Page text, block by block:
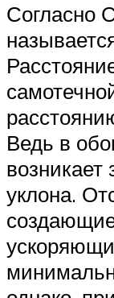
Согласно
Ведь в
возникает
уклона.